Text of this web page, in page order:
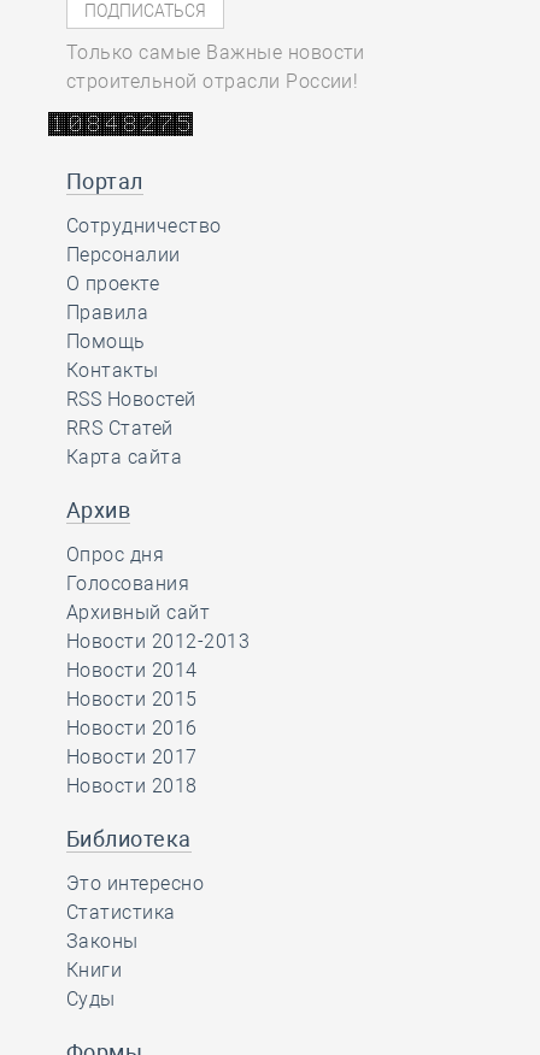
Только самые Важные новости
строительной отрасли России!
Портал
Сотрудничество
Персоналии
О проекте
Правила
Помощь
Контакты
RSS Новостей
RRS Статей
Карта сайта
Архив
Опрос дня
Голосования
Архивный сайт
Новости 2012-2013
Новости 2014
Новости 2015
Новости 2016
Новости 2017
Новости 2018
Библиотека
Это интересно
Статистика
Законы
Книги
Суды